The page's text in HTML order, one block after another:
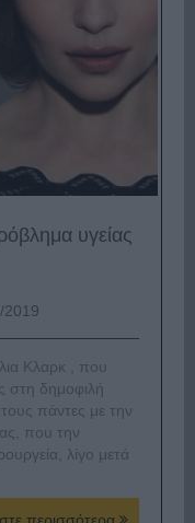
υγείας
2019
Κλαρκ , που
στη δημοφιλή
πάντες με την
που την
λίγο μετά